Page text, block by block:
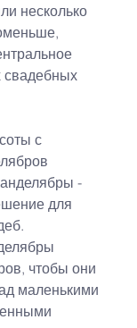
несколько
свадебных
с
-
для
чтобы они
маленькими